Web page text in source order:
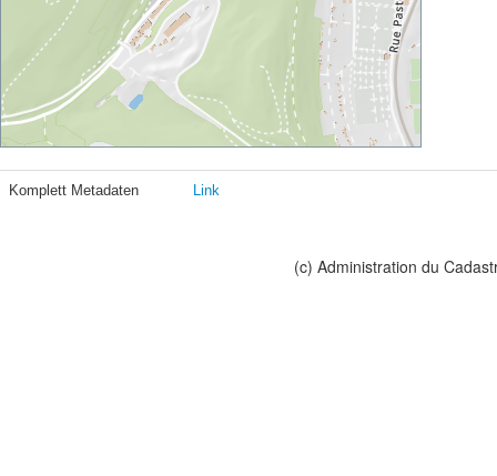
Komplett Metadaten Link
(c) Administration du